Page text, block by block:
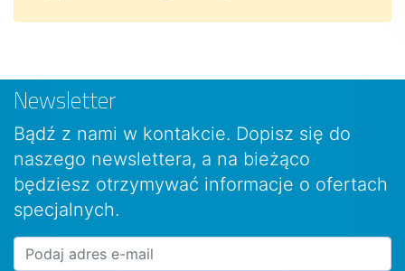
Newsletter
Bądź z nami w kontakcie. Dopisz się do
naszego newslettera, a na bieżąco
będziesz otrzymywać informacje o ofertach
specjalnych.